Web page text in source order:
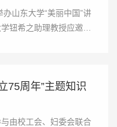
山东大学“美丽中国”讲
钮希之助理教授应邀作
境学院王新波教授主
75周年”主题知识
由校工会、妇委会联合